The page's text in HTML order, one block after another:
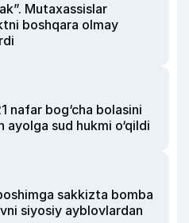
Mutaxassislar
boshqara olmay
nafar bog‘cha bolasini
sud hukmi o‘qildi
sakkizta bomba
siyosiy ayblovlardan